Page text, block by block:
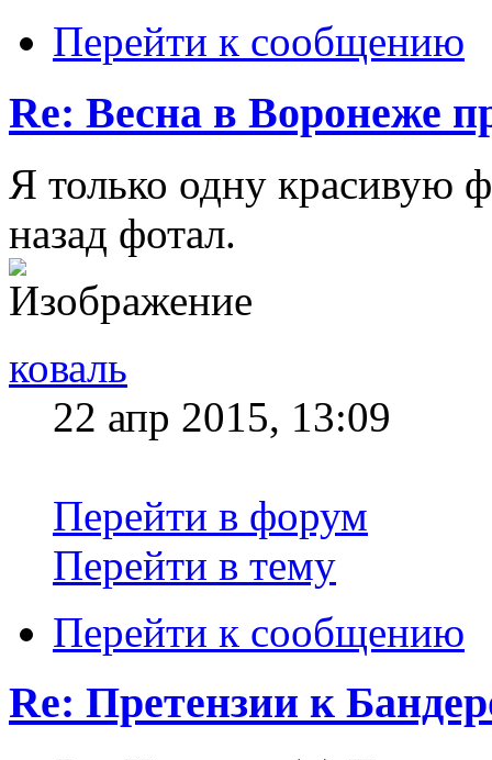
Перейти к сообщению
Re: Весна в Воронеже
Я только одну красивую
назад фотал.
коваль
22 апр 2015, 13:09
Перейти в форум
Перейти в тему
Перейти к сообщению
Re: Претензии к